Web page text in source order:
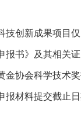
技创新成果项目
报书》及其相关证
金协会科学技术
报材料提交截止